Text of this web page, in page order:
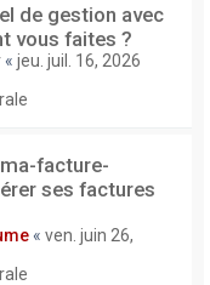
de gestion avec
vous faites ?
« jeu. juil. 16, 2026
facture-
ses factures
« ven. juin 26,